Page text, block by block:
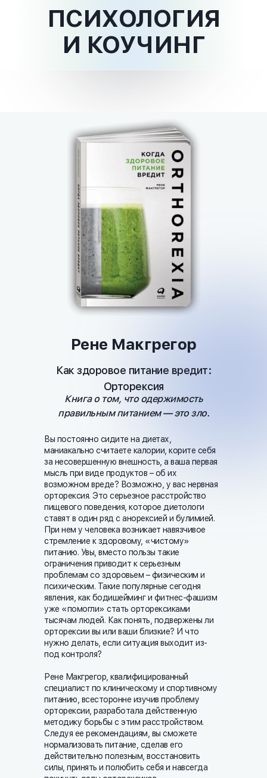
ПСИХОЛОГИЯ
И КОУЧИНГ
Вы постоянно сидите на диетах,
маниакально считаете калории, корите себя
за несовершенную внешность, а ваша первая
мысль при виде продуктов – об их
возможном вреде? Возможно, у вас нервная
орторексия. Это серьезное расстройство
пищевого поведения, которое диетологи
ставят в один ряд с анорексией и булимией.
При нем у человека возникает навязчивое
стремление к здоровому, «чистому»
питанию. Увы, вместо пользы такие
ограничения приводит к серьезным
проблемам со здоровьем – физическим и
психическим. Такие популярные сегодня
явления, как бодишейминг и фитнес-фашизм
уже «помогли» стать орторексиками
тысячам людей. Как понять, подвержены ли
орторексии вы или ваши близкие? И что
нужно делать, если ситуация выходит из-
под контроля?
Рене Макгрегор, квалифицированный
специалист по клиническому и спортивному
питанию, всесторонне изучив проблему
орторексии, разработала действенную
методику борьбы с этим расстройством.
Следуя ее рекомендациям, вы сможете
нормализовать питание, сделав его
действительно полезным, восстановить
силы, принять и полюбить себя и навсегда
Рене Макгрегор
Как здоровое питание вредит:
Орторексия
Книга о том, что одержимость
правильным питанием — это зло.